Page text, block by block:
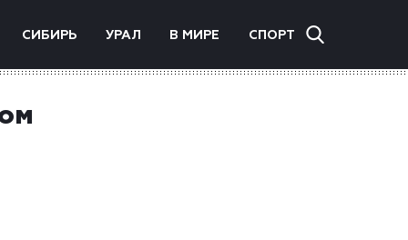
СИБИРЬ УРАЛ В МИРЕ СПОРТ